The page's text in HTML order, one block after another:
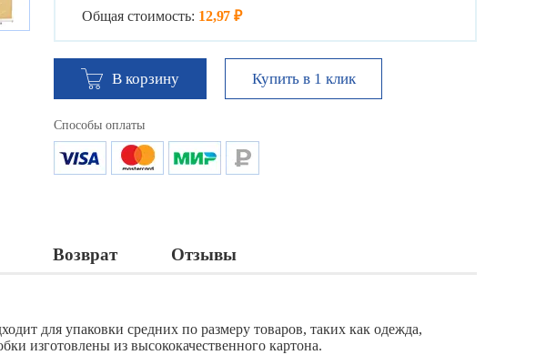
Общая стоимость: 12,97 ₽
В корзину Купить в 1 клик
Способы оплаты
Возврат Отзывы
для упаковки средних по размеру товаров, таких как одежда,
изготовлены из высококачественного картона.